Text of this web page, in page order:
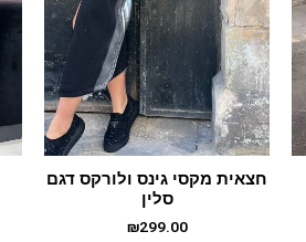
חצאית מקסי גינס ולורקס דגם
סלין
₪299.00